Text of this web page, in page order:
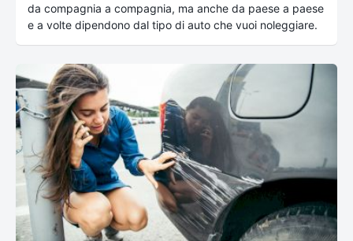
da compagnia a compagnia, ma anche da paese a paese
e a volte dipendono dal tipo di auto che vuoi noleggiare.